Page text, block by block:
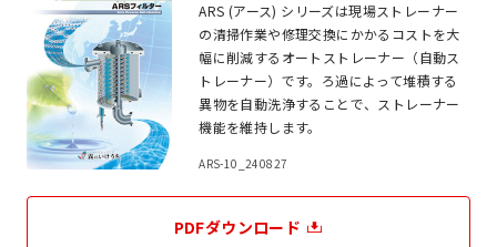
ARS (アース) シリーズは現場ストレーナー
の清掃作業や修理交換にかかるコストを大
幅に削減するオートストレーナー（自動ス
トレーナー）です。ろ過によって堆積する
異物を自動洗浄することで、ストレーナー
機能を維持します。
ARS-10_240827
PDFダウンロード